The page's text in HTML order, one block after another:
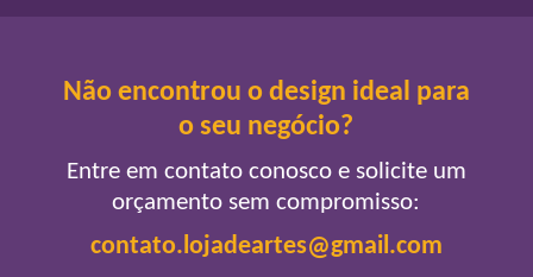
Não encontrou o design ideal para
o seu negócio?
Entre em contato conosco e solicite um
orçamento sem compromisso:
contato.lojadeartes@gmail.com